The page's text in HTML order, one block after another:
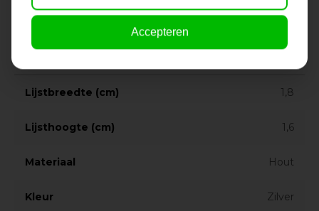
Specificaties
Lijstbreedte (cm) 1,8
Lijsthoogte (cm) 1,6
Materiaal Hout
Kleur Zilver
Accepteren